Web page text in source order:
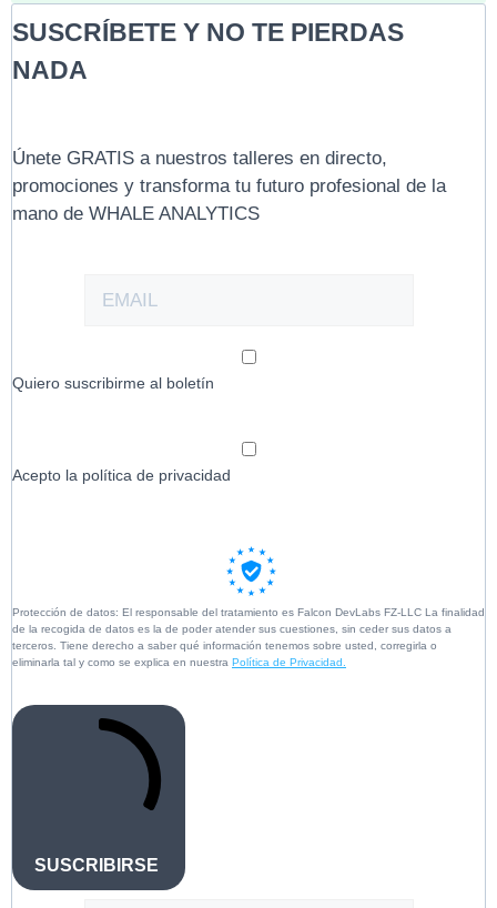
SUSCRÍBETE Y NO TE PIERDAS
NADA
Únete GRATIS a nuestros talleres en directo,
promociones y transforma tu futuro profesional de la
mano de WHALE ANALYTICS
Quiero suscribirme al boletín
Acepto la política de privacidad
Protección de datos: El responsable del tratamiento es Falcon DevLabs FZ-LLC La finalidad
de la recogida de datos es la de poder atender sus cuestiones, sin ceder sus datos a
terceros. Tiene derecho a saber qué información tenemos sobre usted, corregirla o
eliminarla tal y como se explica en nuestra Política de Privacidad.
SUSCRIBIRSE